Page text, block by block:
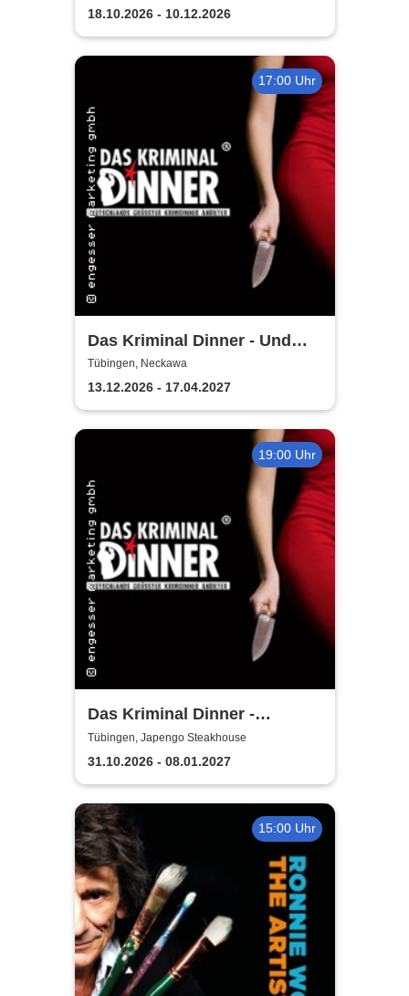
18.10.2026 - 10.12.2026
17:00 Uhr
Das Kriminal Dinner - Und
raus bist du
Tübingen, Neckawa
13.12.2026 - 17.04.2027
19:00 Uhr
Das Kriminal Dinner -
Sherlock Holmes
Tübingen, Japengo Steakhouse
31.10.2026 - 08.01.2027
15:00 Uhr